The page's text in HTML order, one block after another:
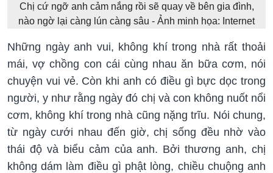
Chị cứ ngỡ anh cảm nắng rồi sẽ quay về bên gia đình,
nào ngờ lại càng lún càng sâu - Ảnh minh họa: Internet
Những ngày anh vui, không khí trong nhà rất thoải
mái, vợ chồng con cái cùng nhau ăn bữa cơm, nói
chuyện vui vẻ. Còn khi anh có điều gì bực dọc trong
người, y như rằng ngày đó chị và con không nuốt nổi
cơm, không khí trong nhà cũng nặng trĩu. Nói chung,
từ ngày cưới nhau đến giờ, chị sống đều nhờ vào
thái độ và biểu cảm của anh. Bởi thương anh, chị
không dám làm điều gì phật lòng, chiều chuộng anh